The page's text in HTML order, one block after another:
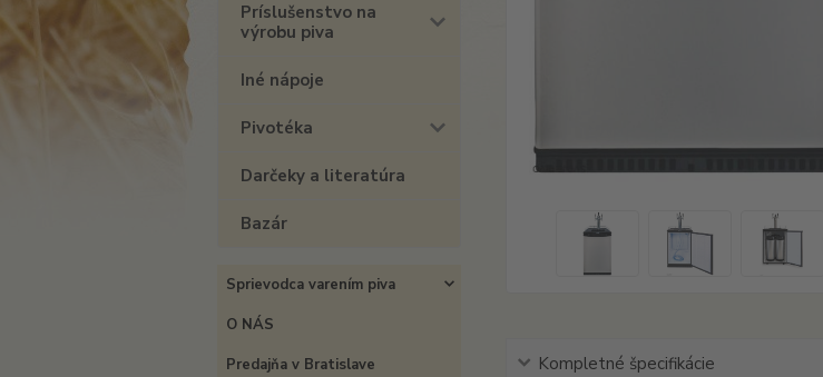
Príslušenstvo na
výrobu piva
Iné nápoje
Pivotéka
Darčeky a literatúra
Bazár
Sprievodca varením piva
O NÁS
Predajňa v Bratislave
Kompletné špecifikácie